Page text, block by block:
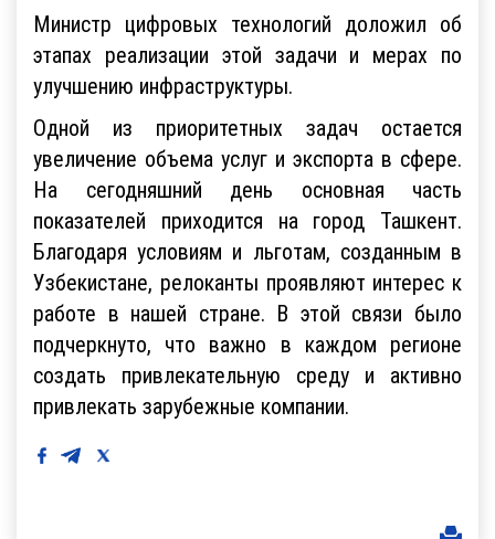
Министр цифровых технологий доложил об
этапах реализации этой задачи и мерах по
улучшению инфраструктуры.
Одной из приоритетных задач остается
увеличение объема услуг и экспорта в сфере.
На сегодняшний день основная часть
показателей приходится на город Ташкент.
Благодаря условиям и льготам, созданным в
Узбекистане, релоканты проявляют интерес к
работе в нашей стране. В этой связи было
подчеркнуто, что важно в каждом регионе
создать привлекательную среду и активно
привлекать зарубежные компании.